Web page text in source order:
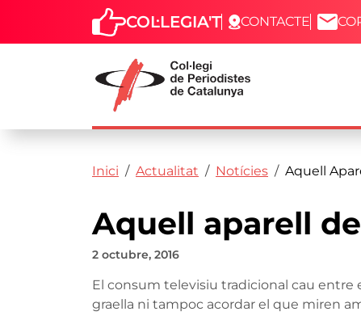
Vés al contingut
Capçalera
COL·LEGIA'T CONTACTE
Fil d'ariadna
Inici Actualitat Notícies Aquell
Aquell aparell
2 octubre, 2016
El consum televisiu tradicional cau entre
graella ni tampoc acordar el que miren